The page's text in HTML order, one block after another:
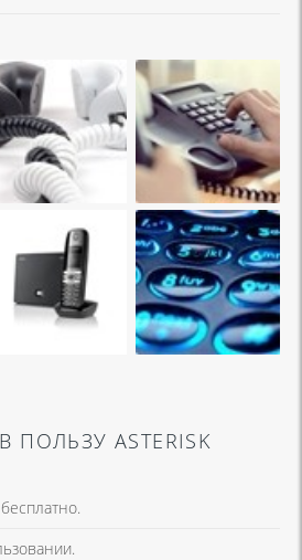
ASTERISK